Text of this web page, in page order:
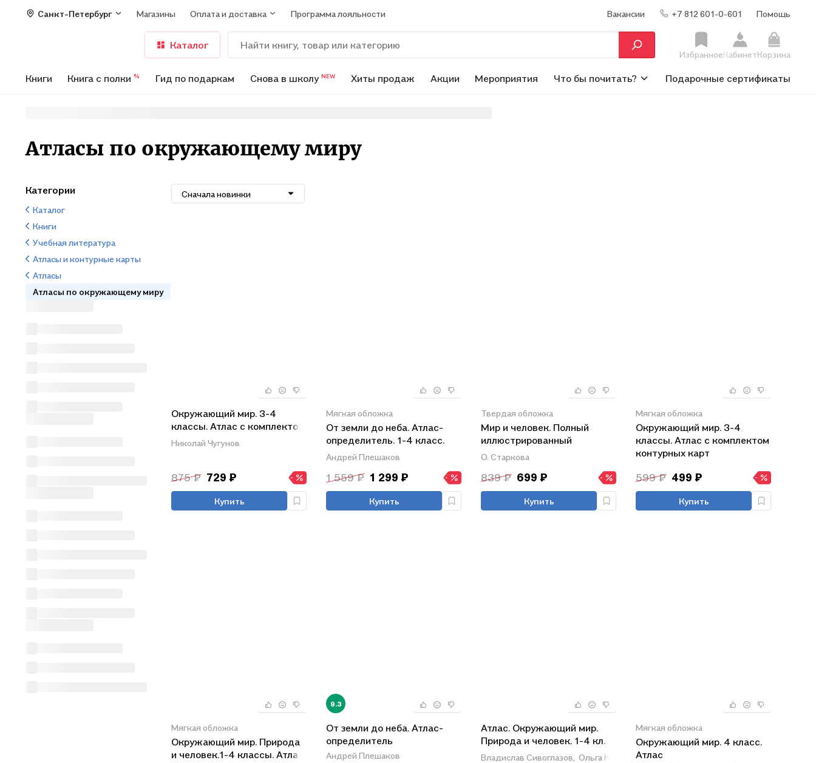
Санкт-Петербург Магазины Оплата и доставка Программа лояльности Вакансии +7 812 601-0-601 Помощь
Каталог
ИзбранноеКабинетКорзина
Книги Книга с полки % Гид по подаркам Снова в школу NEW Хиты продаж Акции Мероприятия Что бы почитать? Подарочные сертификаты
Атласы по окружающему миру
Сначала новинки
Окружающий мир. 3-4
классы. Атлас с комплектом
контурных карт
Николай Чугунов
875 ₽ 729 ₽
Купить
Мягкая обложка
От земли до неба. Атлас-
определитель. 1-4 класс.
ФГОС 2021
Андрей Плешаков
1 559 ₽ 1 299 ₽
Купить
Твердая обложка
Мир и человек. Полный
иллюстрированный
географический атлас (в
новых границах)
О. Старкова
839 ₽ 699 ₽
Купить
Мягкая обложка
Окружающий мир. 3-4
классы. Атлас с комплектом
контурных карт
599 ₽ 499 ₽
Купить
Мягкая обложка
Окружающий мир. Природа
и человек.1-4 классы. Атлас
9.3
От земли до неба. Атлас-
определитель
Андрей Плешаков
Атлас. Окружающий мир.
Природа и человек. 1-4 кл.
/(ФГОС).
Владислав Сивоглазов, Ольга Крылова
Мягкая обложка
Окружающий мир. 4 класс.
Атлас
Категории
Каталог
Книги
Учебная литература
Атласы и контурные карты
Атласы
Атласы по окружающему миру